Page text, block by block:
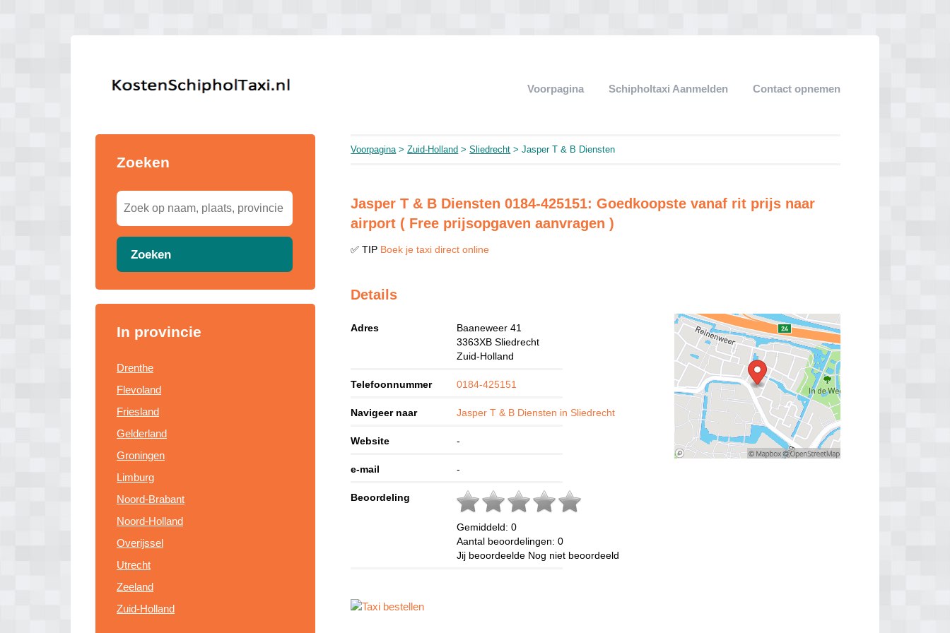
Voorpagina Schipholtaxi Aanmelden Contact opnemen
Zoeken
Zoeken
In provincie
Drenthe
Flevoland
Friesland
Gelderland
Groningen
Limburg
Noord-Brabant
Noord-Holland
Overijssel
Utrecht
Zeeland
Zuid-Holland
Voorpagina>Zuid-Holland >Sliedrecht > Jasper T & B Diensten
Jasper T & B Diensten 0184-425151: Goedkoopste vanaf rit prijs naar
airport ( Free prijsopgaven aanvragen )
✅ TIP Boek je taxi direct online
Details
Adres
Baaneweer 41
3363XB Sliedrecht
Zuid-Holland
Telefoonnummer 0184-425151
Navigeer naar Jasper T & B Diensten in Sliedrecht
Website -
e-mail -
Beoordeling
Gemiddeld:0
Aantal beoordelingen:0
Jij beoordeelde Nog niet beoordeeld